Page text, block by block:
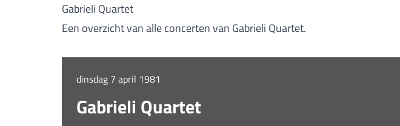
Gabrieli Quartet
Een overzicht van alle concerten van Gabrieli Quartet.
dinsdag 7 april 1981
Gabrieli Quartet